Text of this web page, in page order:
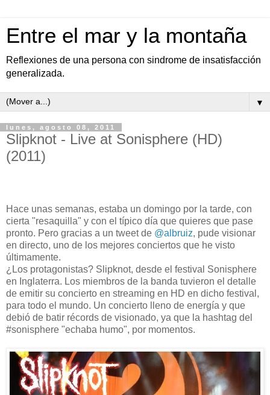
Entre el mar y la montaña
Reflexiones de una persona con sindrome de insatisfacción
generalizada.
▼
lunes, agosto 08, 2011
Slipknot - Live at Sonisphere (HD)
(2011)
Hace unas semanas, estaba un domingo por la tarde, con
cierta "resaquilla" y con el típico día que quieres que pase
pronto. Pero gracias a un tweet de @albruiz, pude visionar
en directo, uno de los mejores conciertos que he visto
últimamente.
¿Los protagonistas? Slipknot, desde el festival Sonisphere
en Inglaterra. Los miembros de la banda tuvieron el detalle
de emitir su concierto en streaming en HD en dicho festival,
para todo el mundo. Un concierto lleno de energía y que
debió de batir récords de visionado, ya que la hashtag del
#sonisphere "echaba humo", por momentos.